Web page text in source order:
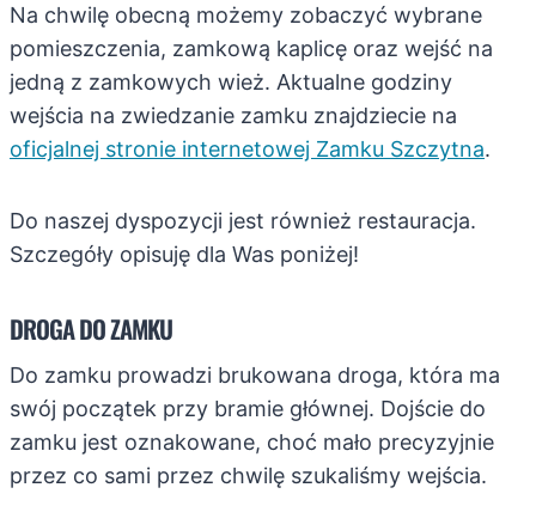
Na chwilę obecną możemy zobaczyć wybrane
pomieszczenia, zamkową kaplicę oraz wejść na
jedną z zamkowych wież. Aktualne godziny
wejścia na zwiedzanie zamku znajdziecie na
oficjalnej stronie internetowej Zamku Szczytna.
Do naszej dyspozycji jest również restauracja.
Szczegóły opisuję dla Was poniżej!
DROGA DO ZAMKU
Do zamku prowadzi brukowana droga, która ma
swój początek przy bramie głównej. Dojście do
zamku jest oznakowane, choć mało precyzyjnie
przez co sami przez chwilę szukaliśmy wejścia.